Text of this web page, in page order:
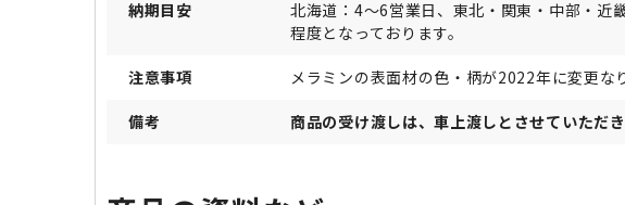
納期目安
北海道：4～6営業日、東北・関東・中部・近
程度となっております。
注意事項 メラミンの表面材の色・柄が2022年に変更な
備考 商品の受け渡しは、車上渡しとさせていただき